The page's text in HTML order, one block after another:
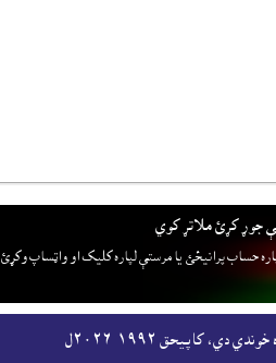
جوړ کړئ ملاتړ کوي
حساب پرانيځئ يا مرستې لپاره کليک او واټساپ وکړئ.
کاپيحق ١٩٩٢-٢٠٢٦ل